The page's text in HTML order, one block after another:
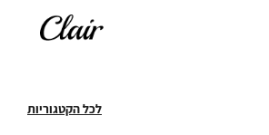
לכל הקטגוריות